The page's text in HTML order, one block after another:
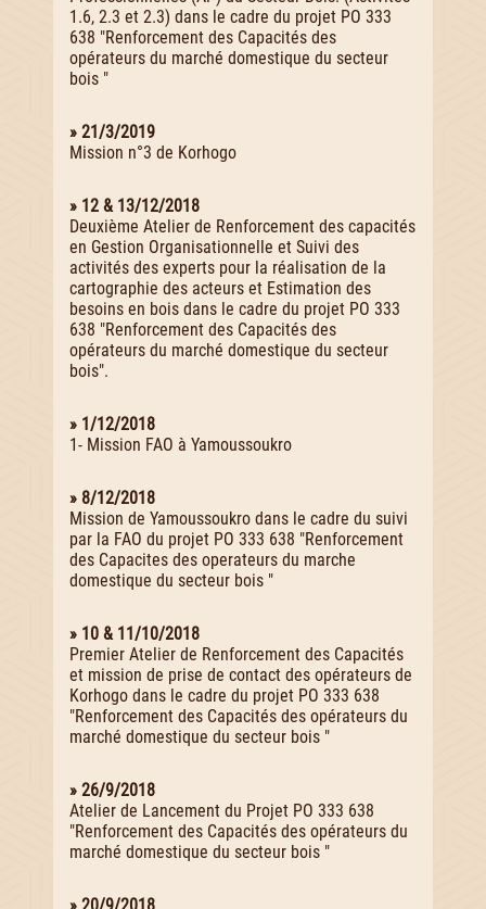
1.6, 2.3 et 2.3) dans le cadre du projet PO 333
638 "Renforcement des Capacités des
opérateurs du marché domestique du secteur
bois "
» 21/3/2019
Mission n°3 de Korhogo
» 12 & 13/12/2018
Deuxième Atelier de Renforcement des capacités
en Gestion Organisationnelle et Suivi des
activités des experts pour la réalisation de la
cartographie des acteurs et Estimation des
besoins en bois dans le cadre du projet PO 333
638 "Renforcement des Capacités des
opérateurs du marché domestique du secteur
bois".
» 1/12/2018
1- Mission FAO à Yamoussoukro
» 8/12/2018
Mission de Yamoussoukro dans le cadre du suivi
par la FAO du projet PO 333 638 "Renforcement
des Capacites des operateurs du marche
domestique du secteur bois "
» 10 & 11/10/2018
Premier Atelier de Renforcement des Capacités
et mission de prise de contact des opérateurs de
Korhogo dans le cadre du projet PO 333 638
"Renforcement des Capacités des opérateurs du
marché domestique du secteur bois "
» 26/9/2018
Atelier de Lancement du Projet PO 333 638
"Renforcement des Capacités des opérateurs du
marché domestique du secteur bois "